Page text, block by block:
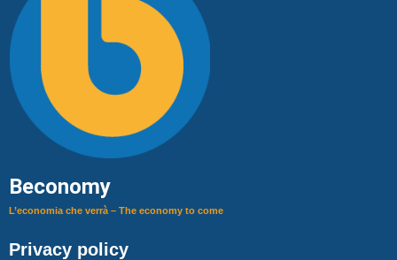
Beconomy
L’economia che verrà – The economy to come
Privacy policy